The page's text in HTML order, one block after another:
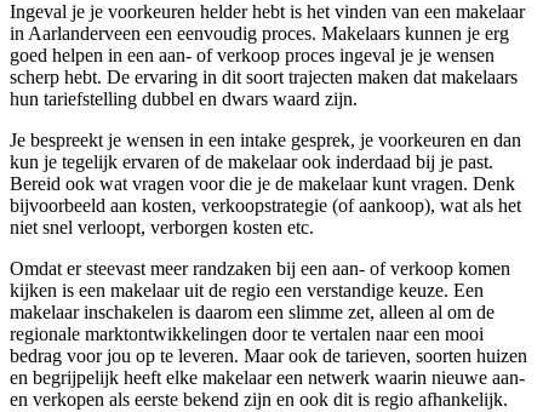
Ingeval je je voorkeuren helder hebt is het vinden van een makelaar
in Aarlanderveen een eenvoudig proces. Makelaars kunnen je erg
goed helpen in een aan- of verkoop proces ingeval je je wensen
scherp hebt. De ervaring in dit soort trajecten maken dat makelaars
hun tariefstelling dubbel en dwars waard zijn.
Je bespreekt je wensen in een intake gesprek, je voorkeuren en dan
kun je tegelijk ervaren of de makelaar ook inderdaad bij je past.
Bereid ook wat vragen voor die je de makelaar kunt vragen. Denk
bijvoorbeeld aan kosten, verkoopstrategie (of aankoop), wat als het
niet snel verloopt, verborgen kosten etc.
Omdat er steevast meer randzaken bij een aan- of verkoop komen
kijken is een makelaar uit de regio een verstandige keuze. Een
makelaar inschakelen is daarom een slimme zet, alleen al om de
regionale marktontwikkelingen door te vertalen naar een mooi
bedrag voor jou op te leveren. Maar ook de tarieven, soorten huizen
en begrijpelijk heeft elke makelaar een netwerk waarin nieuwe aan-
en verkopen als eerste bekend zijn en ook dit is regio afhankelijk.